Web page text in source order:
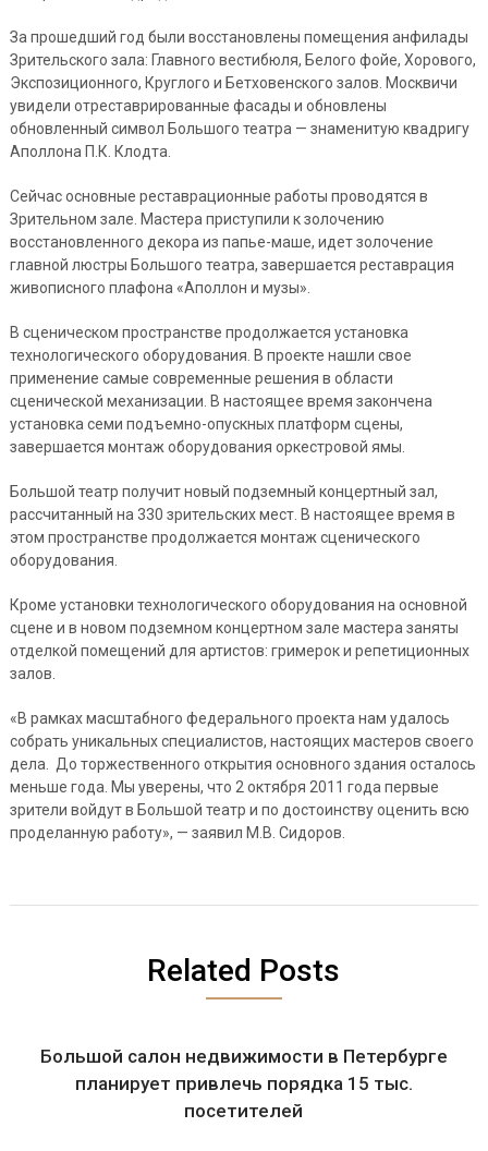
За прошедший год были восстановлены помещения анфилады
Зрительского зала: Главного вестибюля, Белого фойе, Хорового,
Экспозиционного, Круглого и Бетховенского залов. Москвичи
увидели отреставрированные фасады и обновлены
обновленный символ Большого театра — знаменитую квадригу
Аполлона П.К. Клодта.
Сейчас основные реставрационные работы проводятся в
Зрительном зале. Мастера приступили к золочению
восстановленного декора из папье-маше, идет золочение
главной люстры Большого театра, завершается реставрация
живописного плафона «Аполлон и музы».
В сценическом пространстве продолжается установка
технологического оборудования. В проекте нашли свое
применение самые современные решения в области
сценической механизации. В настоящее время закончена
установка семи подъемно-опускных платформ сцены,
завершается монтаж оборудования оркестровой ямы.
Большой театр получит новый подземный концертный зал,
рассчитанный на 330 зрительских мест. В настоящее время в
этом пространстве продолжается монтаж сценического
оборудования.
Кроме установки технологического оборудования на основной
сцене и в новом подземном концертном зале мастера заняты
отделкой помещений для артистов: гримерок и репетиционных
залов.
«В рамках масштабного федерального проекта нам удалось
собрать уникальных специалистов, настоящих мастеров своего
дела. До торжественного открытия основного здания осталось
меньше года. Мы уверены, что 2 октября 2011 года первые
зрители войдут в Большой театр и по достоинству оценить всю
проделанную работу», — заявил М.В. Сидоров.
Related Posts
Большой салон недвижимости в Петербурге
планирует привлечь порядка 15 тыс.
посетителей